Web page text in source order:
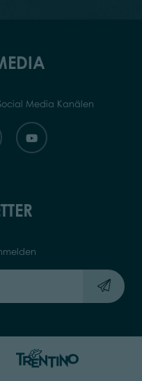
Media Kanälen